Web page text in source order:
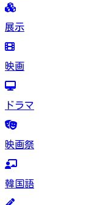
展示
映画
ドラマ
映画祭
韓国語